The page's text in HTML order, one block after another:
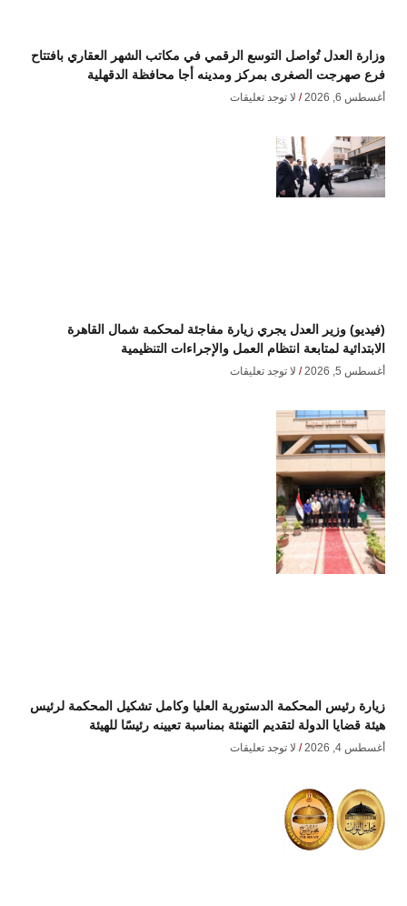
وزارة العدل تُواصل التوسع الرقمي في مكاتب الشهر العقاري بافتتاح
فرع صهرجت الصغرى بمركز ومدينه أجا محافظة الدقهلية
أغسطس 6, 2026 لا توجد تعليقات
(فيديو) وزير العدل يجري زيارة مفاجئة لمحكمة شمال القاهرة
الابتدائية لمتابعة انتظام العمل والإجراءات التنظيمية
أغسطس 5, 2026 لا توجد تعليقات
زيارة رئيس المحكمة الدستورية العليا وكامل تشكيل المحكمة لرئيس
هيئة قضايا الدولة لتقديم التهنئة بمناسبة تعيينه رئيسًا للهيئة
أغسطس 4, 2026 لا توجد تعليقات